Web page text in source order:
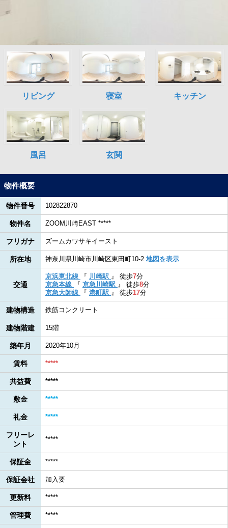
物件概要
物件番号 102822870
物件名 ZOOM川崎EAST *****
フリガナ ズームカワサキイースト
所在地 神奈川県川崎市川崎区東田町10-2 地図を表示
交通
京浜東北線 『 川崎駅 』 徒歩7分
京急本線
『 京急川崎駅 』 徒歩8分
京急大師線
『 港町駅 』 徒歩17分
建物構造 鉄筋コンクリート
建物階建 15階
築年月 2020年10月
賃料 *****
共益費 *****
敷金 *****
礼金 *****
フリーレ
ント
*****
保証金 *****
保証会社 加入要
更新料 *****
管理費 *****